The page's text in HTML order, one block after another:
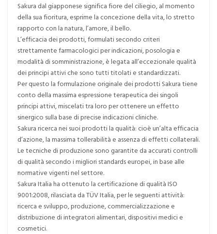
Sakura dal giapponese significa fiore del ciliegio, al momento
della sua fioritura, esprime la concezione della vita, lo stretto
rapporto con la natura, l’amore, il bello.
L’efficacia dei prodotti, formulati secondo criteri
strettamente farmacologici per indicazioni, posologia e
modalità di somministrazione, è legata all’eccezionale qualità
dei principi attivi che sono tutti titolati e standardizzati.
Per questo la formulazione originale dei prodotti Sakura tiene
conto della massima espressione terapeutica dei singoli
principi attivi, miscelati tra loro per ottenere un effetto
sinergico sulla base di precise indicazioni cliniche.
Sakura ricerca nei suoi prodotti la qualità: cioè un’alta efficacia
d’azione, la massima tollerabilità e assenza di effetti collaterali.
Le tecniche di produzione sono garantite da accurati controlli
di qualità secondo i migliori standards europei, in base alle
normative vigenti nel settore.
Sakura Italia ha ottenuto la certificazione di qualità ISO
9001:2008, rilasciata da TÜV Italia, per le seguenti attività:
ricerca e sviluppo, produzione, commercializzazione e
distribuzione di integratori alimentari, dispositivi medici e
cosmetici.